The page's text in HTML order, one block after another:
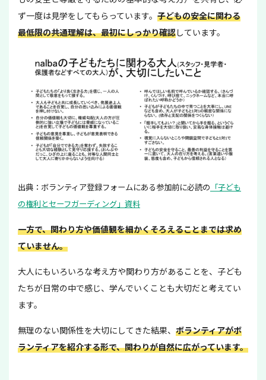
ず一度は見学をしてもらっています。 子どもの安全に関わる
最低限の共通理解は、最初にしっかり確認しています。
出典：ボランティア登録フォームにある参加前に必読の 「子ども
の権利とセーフガーディング」資料
一方で、関わり方や価値観を細かくそろえることまでは求め
ていません。
大人にもいろいろな考え方や関わり方があることを、子ども
たちが日常の中で感じ、学んでいくことも大切だと考えてい
ます。
無理のない関係性を大切にしてきた結果、 ボランティアがボ
ランティアを紹介する形で、関わりが自然に広がっています。